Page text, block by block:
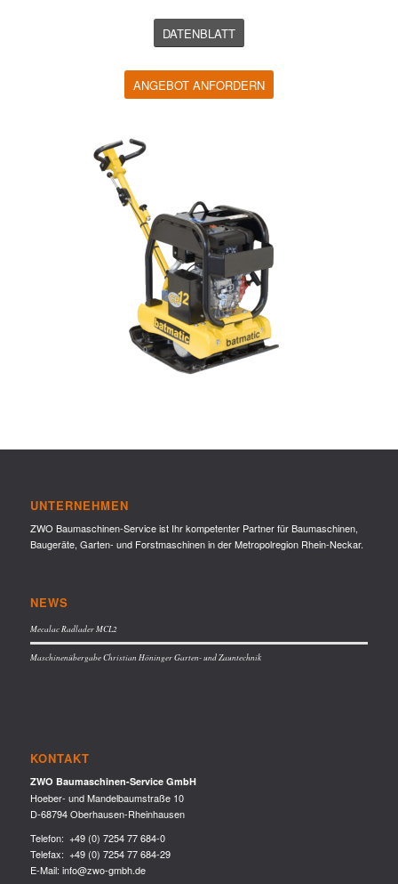
DATENBLATT
ANGEBOT ANFORDERN
UNTERNEHMEN
ZWO Baumaschinen-Service ist Ihr kompetenter Partner für Baumaschinen,
Baugeräte, Garten- und Forstmaschinen in der Metropolregion Rhein-Neckar.
NEWS
Mecalac Radlader MCL2
Maschinenübergabe Christian Höninger Garten- und Zauntechnik
KONTAKT
ZWO Baumaschinen-Service GmbH
Hoeber- und Mandelbaumstraße 10
D-68794 Oberhausen-Rheinhausen
Telefon: +49 (0) 7254 77 684-0
Telefax: +49 (0) 7254 77 684-29
E-Mail: info@zwo-gmbh.de